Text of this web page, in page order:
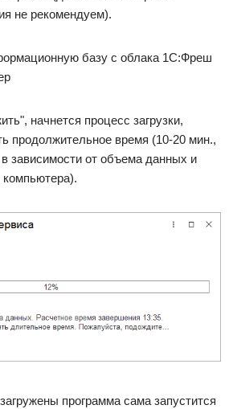
не рекомендуем).
начнется процесс загрузки,
продолжительное время (10-20 мин.,
зависимости от объема данных и
компьютера).
программа сама запустится